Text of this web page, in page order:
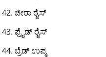
ಜೀರಾ ರೈಸ್
ಫ್ರೈಡ್ ರೈಸ್
ಬ್ರೆಡ್ ಉಪ್ಮ